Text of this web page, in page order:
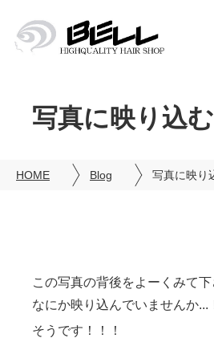
写真に映り込
HOME Blog 写真に映り
この写真の背後をよーくみて下
なにか映り込んでいませんか...
そうです！！！